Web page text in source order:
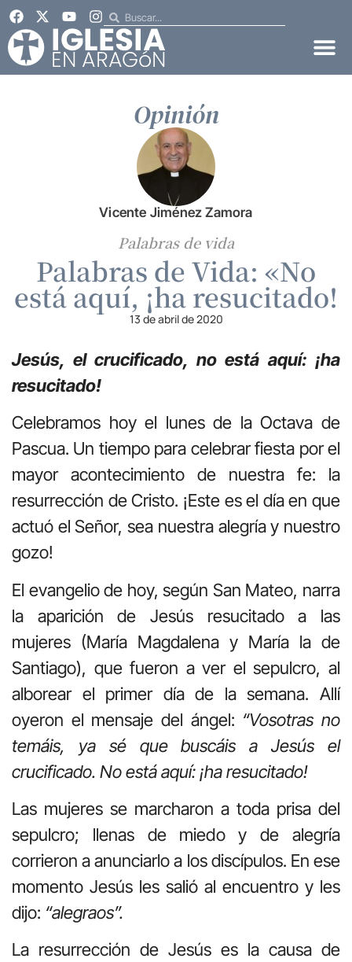
Opinión
Vicente Jiménez Zamora
Palabras de vida
Palabras de Vida: «No
está aquí, ¡ha resucitado!
13 de abril de 2020
Jesús, el crucificado, no está aquí: ¡ha
resucitado!
Celebramos hoy el lunes de la Octava de
Pascua. Un tiempo para celebrar fiesta por el
mayor acontecimiento de nuestra fe: la
resurrección de Cristo. ¡Este es el día en que
actuó el Señor, sea nuestra alegría y nuestro
gozo!
El evangelio de hoy, según San Mateo, narra
la aparición de Jesús resucitado a las
mujeres (María Magdalena y María la de
Santiago), que fueron a ver el sepulcro, al
alborear el primer día de la semana. Allí
oyeron el mensaje del ángel: “Vosotras no
temáis, ya sé que buscáis a Jesús el
crucificado. No está aquí: ¡ha resucitado!
Las mujeres se marcharon a toda prisa del
sepulcro; llenas de miedo y de alegría
corrieron a anunciarlo a los discípulos. En ese
momento Jesús les salió al encuentro y les
dijo: “alegraos”.
La resurrección de Jesús es la causa de